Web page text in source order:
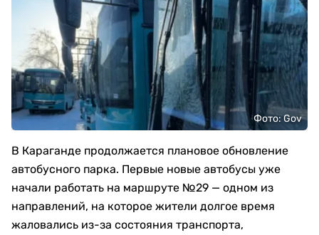
Фото: Gov
В Караганде продолжается плановое обновление
автобусного парка. Первые новые автобусы уже
начали работать на маршруте №29 — одном из
направлений, на которое жители долгое время
жаловались из-за состояния транспорта,